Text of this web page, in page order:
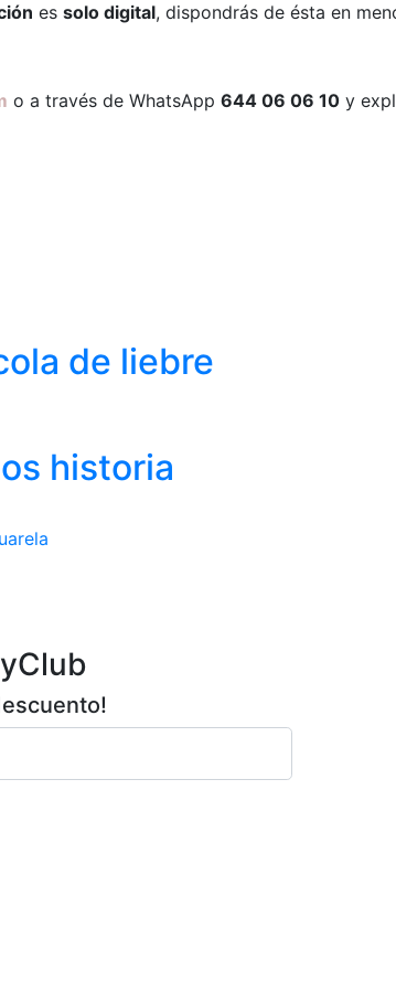
es solo digital, dispondrás de ésta en
o a través de WhatsApp 644 06 06 10 y
de liebre
historia